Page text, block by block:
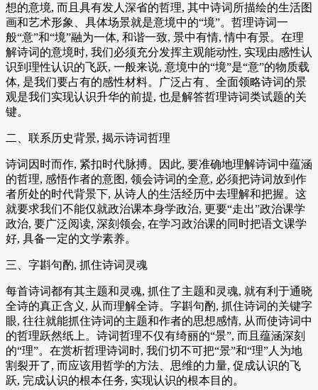
想的意境, 而且具有发人深省的哲理, 其中诗词所描绘的生活图
画和艺术形象、具体场景就是意境中的“境”。哲理诗词一
般“意”和“境”融为一体, 和谐一致, 景中有情, 情中有景。在理
解诗词的意境时, 我们必须充分发挥主观能动性, 实现由感性认
识到理性认识的飞跃, 一般来说, 意境中的“境”是“意”的物质载
体, 是我们要占有的感性材料。广泛占有、全面领略诗词的景
观是我们实现认识升华的前提, 也是解答哲理诗词类试题的关
键。
二、联系历史背景, 揭示诗词哲理
诗词因时而作, 紧扣时代脉搏。因此, 要准确地理解诗词中蕴涵
的哲理, 感悟作者的意图, 领会诗词的全意, 必须把诗词放到作
者所处的时代背景下, 从诗人的生活经历中去理解和把握。这
就要求我们不能仅就政治课本身学政治, 更要“走出”政治课学
政治, 要广泛阅读, 深刻领会, 在学习政治课的同时把语文课学
好, 具备一定的文学素养。
三、字斟句酌, 抓住诗词灵魂
每首诗词都有其主题和灵魂, 抓住了主题和灵魂, 就有利于通晓
全诗的真正含义, 从而理解全诗。字斟句酌, 抓住诗词的关键字
眼, 往往就能抓住诗词的主题和作者的思想感情, 从而使诗词中
的哲理跃然纸上。诗词哲理不仅有绮丽的“景”, 而且蕴涵深刻
的“理”。在赏析哲理诗词时, 我们切不可把“景”和“理”人为地
割裂开了, 而应该用哲学的方法、思维的力量, 促成认识的飞
跃, 完成认识的根本任务, 实现认识的根本目的。